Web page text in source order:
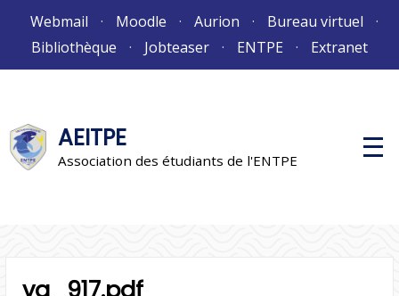
Webmail Moodle Aurion
Bureau virtuel
Bibliothèque
Jobteaser ENTPE Extranet
AEITPE
Association des étudiants de l'ENTPE
M
e